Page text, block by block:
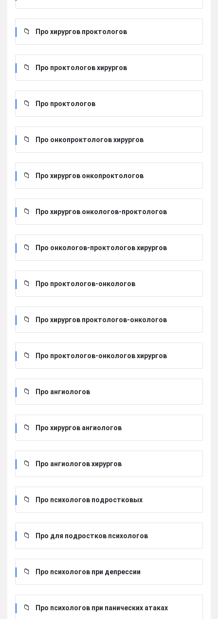
Про хирургов проктологов
Про проктологов хирургов
Про проктологов
Про онкопроктологов хирургов
Про хирургов онкопроктологов
Про хирургов онкологов-проктологов
Про онкологов-проктологов хирургов
Про проктологов-онкологов
Про хирургов проктологов-онкологов
Про проктологов-онкологов хирургов
Про ангиологов
Про хирургов ангиологов
Про ангиологов хирургов
Про психологов подростковых
Про для подростков психологов
Про психологов при депрессии
Про психологов при панических атаках